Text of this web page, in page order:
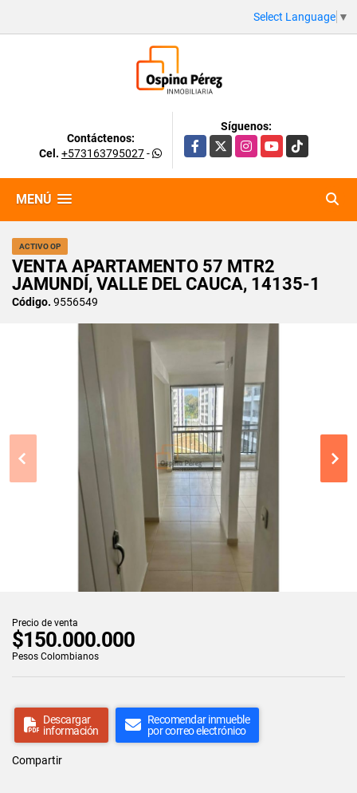
Select Language ▼
Contáctenos:
Cel. +573163795027-
Síguenos:
Facebook
X InstagramYouTubeTikTok
MENÚ
ACTIVO OP
VENTA APARTAMENTO 57 MTR2
JAMUNDÍ, VALLE DEL CAUCA, 14135-1
Código. 9556549
Precio de venta
$150.000.000
Pesos Colombianos
Descargar
información
Recomendar inmueble
por correo electrónico
Compartir